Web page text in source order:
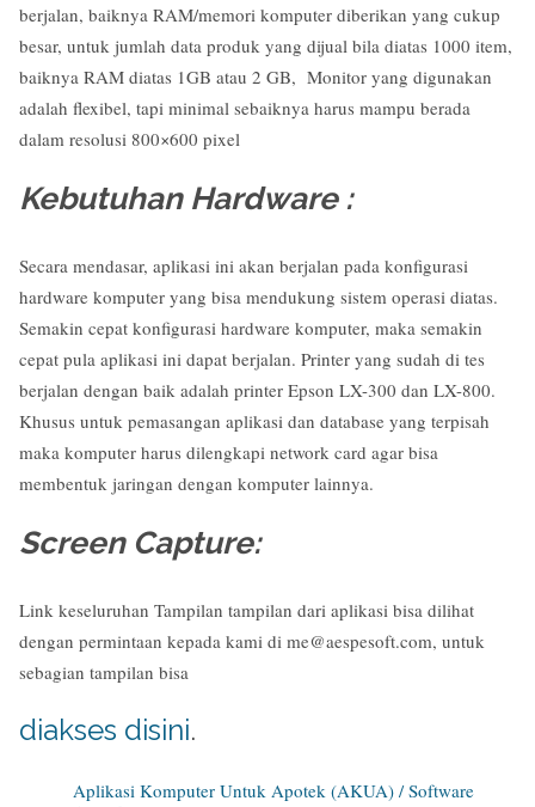
berjalan, baiknya RAM/memori komputer diberikan yang cukup
besar, untuk jumlah data produk yang dijual bila diatas 1000 item,
baiknya RAM diatas 1GB atau 2 GB, Monitor yang digunakan
adalah flexibel, tapi minimal sebaiknya harus mampu berada
dalam resolusi 800×600 pixel
Kebutuhan Hardware :
Secara mendasar, aplikasi ini akan berjalan pada konfigurasi
hardware komputer yang bisa mendukung sistem operasi diatas.
Semakin cepat konfigurasi hardware komputer, maka semakin
cepat pula aplikasi ini dapat berjalan. Printer yang sudah di tes
berjalan dengan baik adalah printer Epson LX-300 dan LX-800.
Khusus untuk pemasangan aplikasi dan database yang terpisah
maka komputer harus dilengkapi network card agar bisa
membentuk jaringan dengan komputer lainnya.
Screen Capture:
Link keseluruhan Tampilan tampilan dari aplikasi bisa dilihat
dengan permintaan kepada kami di me@aespesoft.com, untuk
sebagian tampilan bisa
diakses disini.
Aplikasi Komputer Untuk Apotek (AKUA) / Software